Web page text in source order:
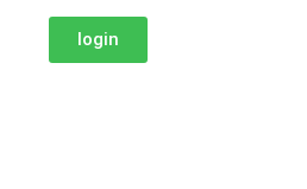
login